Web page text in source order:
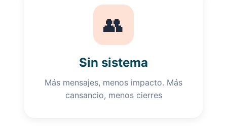
👥
Sin sistema
Más mensajes, menos impacto. Más
cansancio, menos cierres